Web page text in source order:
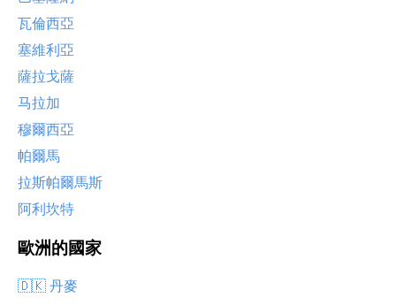
瓦倫西亞
塞維利亞
薩拉戈薩
马拉加
穆爾西亞
帕爾馬
拉斯帕爾馬斯
阿利坎特
歐洲的國家
🇩🇰 丹麥